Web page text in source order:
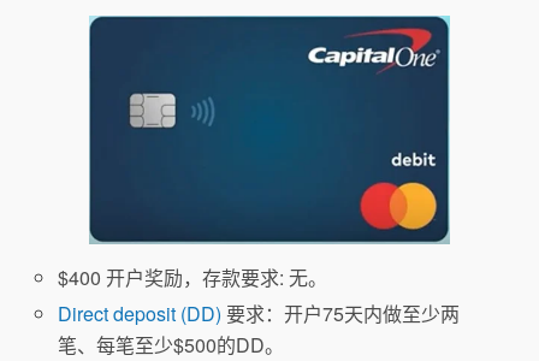
$400 开户奖励，存款要求: 无。
Direct deposit (DD) 要求：开户75天内做至少两
笔、每笔至少$500的DD。